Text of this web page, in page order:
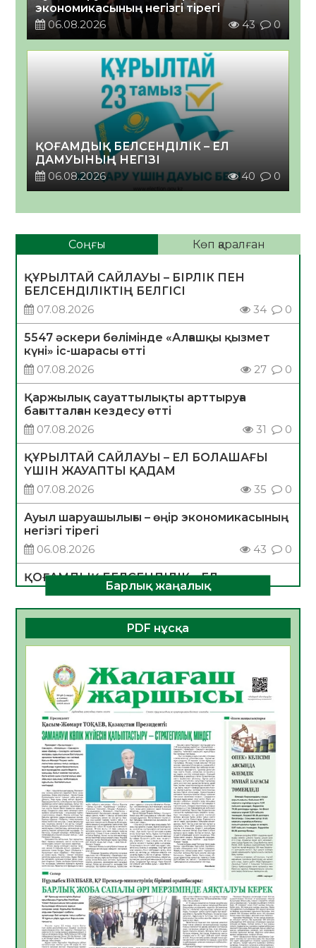
экономикасының негізгі тірегі
06.08.2026
43 0
ҚОҒАМДЫҚ БЕЛСЕНДІЛІК – ЕЛ
ДАМУЫНЫҢ НЕГІЗІ
06.08.2026
40 0
Соңғы Көп қаралған
ҚҰРЫЛТАЙ САЙЛАУЫ – БІРЛІК ПЕН
БЕЛСЕНДІЛІКТІҢ БЕЛГІСІ
07.08.2026
34 0
5547 әскери бөлімінде «Алғашқы қызмет
күні» іс-шарасы өтті
07.08.2026
27 0
Қаржылық сауаттылықты арттыруға
бағытталған кездесу өтті
07.08.2026
31 0
ҚҰРЫЛТАЙ САЙЛАУЫ – ЕЛ БОЛАШАҒЫ
ҮШІН ЖАУАПТЫ ҚАДАМ
07.08.2026
35 0
Ауыл шаруашылығы – өңір экономикасының
негізгі тірегі
06.08.2026
43 0
ҚОҒАМДЫҚ БЕЛСЕНДІЛІК – ЕЛ
ДАМУЫНЫҢ НЕГІЗІ
06.08.2026
40 0
ҚҰРЫЛТАЙ САЙЛАУЫ – БОЛАШАҚҚА
БАСТАР ЖАУАПТЫ ТАҢДАУ
06.08.2026
Инфекциялық ауруларға қарсы иммундау
жұмыстарының тиімділігі
06.08.2026
45
Көкжөтел ауруы туралы
06.08.2026
41
АПВ вакцинасы туралы мәлімет
06.08.2026
40
Open Air: Қызылорда облысы полиция
департаменті 20 мыңнан астам
көрерменнің қауіпсіздігін қамтамасыз етті
06.08.2026
54
ҚЫЗЫЛОРДАДА «САНАЛЫ ҰРПАҚ –
ЖАРҚЫН БОЛАШАҚ» АТТЫ КЕҢЕЙТІЛГЕН
Барлық жаңалық
PDF нұсқа